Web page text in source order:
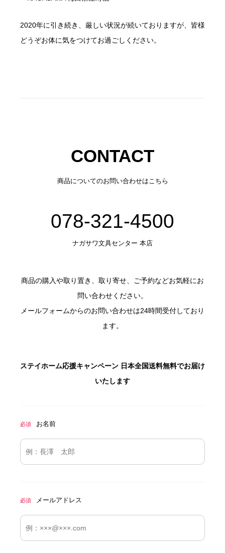
2020年に引き続き、厳しい状況が続いておりますが、皆様
どうぞお体に気をつけてお過ごしください。
CONTACT
商品についてのお問い合わせはこちら
078-321-4500
ナガサワ文具センター 本店
商品の購入や取り置き、取り寄せ、ご予約などお気軽にお
問い合わせください。
メールフォームからのお問い合わせは24時間受付しており
ます。
ステイホーム応援キャンペーン 日本全国送料無料でお届け
いたします
必須 お名前
必須 メールアドレス